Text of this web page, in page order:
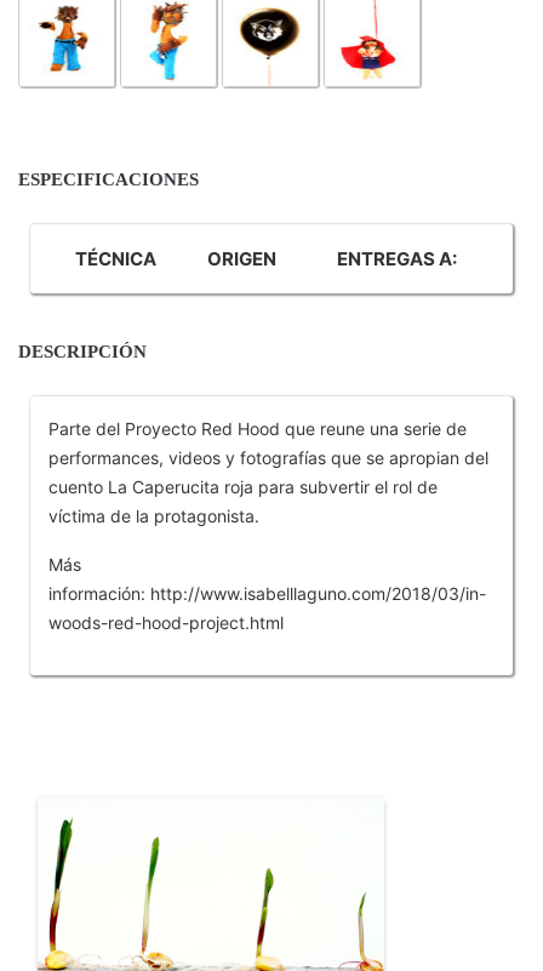
ESPECIFICACIONES
TÉCNICA ORIGEN ENTREGAS A:
DESCRIPCIÓN
Parte del Proyecto Red Hood que reune una serie de
performances, videos y fotografías que se apropian del
cuento La Caperucita roja para subvertir el rol de
víctima de la protagonista.
Más
información: http://www.isabelllaguno.com/2018/03/in-
woods-red-hood-project.html